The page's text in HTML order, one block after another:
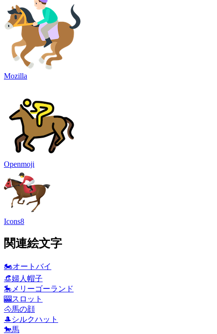
Mozilla
Openmoji
Icons8
関連絵文字
🏍️オートバイ
👒婦人帽子
🎠 メリーゴーランド
🎰スロット
🐴馬の顔
🎩 シルクハット
🐎馬